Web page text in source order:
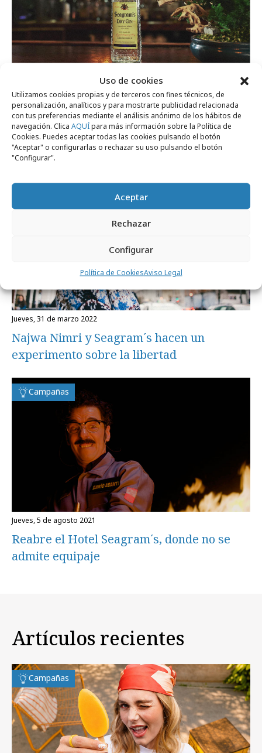
Uso de cookies
Utilizamos cookies propias y de terceros con fines técnicos, de
personalización, analíticos y para mostrarte publicidad relacionada
con tus preferencias mediante el análisis anónimo de los hábitos de
navegación. Clica AQUÍpara más información sobre la Política de
Cookies. Puedes aceptar todas las cookies pulsando el botón
"Aceptar" o configurarlas o rechazar su uso pulsando el botón
"Configurar".
Aceptar
Rechazar
Configurar
Política de CookiesAviso Legal
miércoles, 18 de septiembre 2024
Seagram´s celebra la libertad de ser uno
mismo sin dar explicaciones
Campañas
jueves, 31 de marzo 2022
Najwa Nimri y Seagram´s hacen un
experimento sobre la libertad
Campañas
jueves, 5 de agosto 2021
Reabre el Hotel Seagram´s, donde no se
admite equipaje
Artículos recientes
Campañas